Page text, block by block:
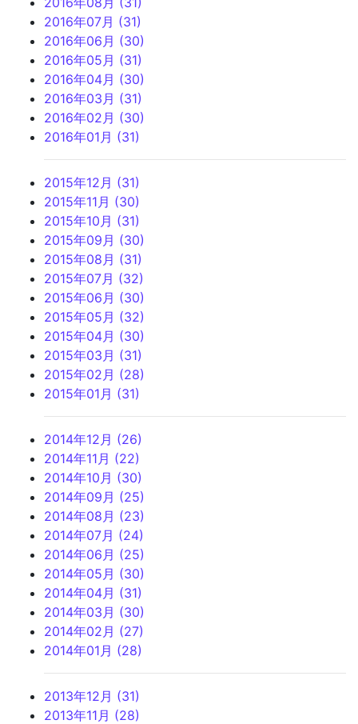
2016年07月 (31)
2016年06月 (30)
2016年05月 (31)
2016年04月 (30)
2016年03月 (31)
2016年02月 (30)
2016年01月 (31)
2015年12月 (31)
2015年11月 (30)
2015年10月 (31)
2015年09月 (30)
2015年08月 (31)
2015年07月 (32)
2015年06月 (30)
2015年05月 (32)
2015年04月 (30)
2015年03月 (31)
2015年02月 (28)
2015年01月 (31)
2014年12月 (26)
2014年11月 (22)
2014年10月 (30)
2014年09月 (25)
2014年08月 (23)
2014年07月 (24)
2014年06月 (25)
2014年05月 (30)
2014年04月 (31)
2014年03月 (30)
2014年02月 (27)
2014年01月 (28)
2013年12月 (31)
2013年11月 (28)